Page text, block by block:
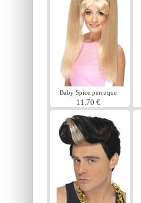
Baby Spice perruque
11.70 €